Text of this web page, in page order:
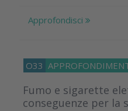
Approfondisci
O33
Fumo e sigarette
conseguenze per la